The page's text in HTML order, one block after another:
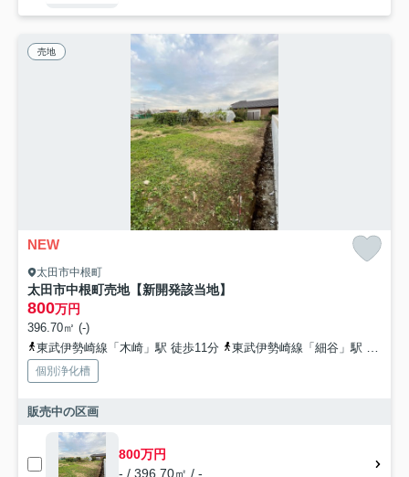
売地
NEW
太田市中根町
太田市中根町売地【新開発該当地】
800万円
396.70㎡ (-)
東武伊勢崎線「木崎」駅 徒歩11分
東武伊勢崎線「細谷」駅 徒歩38分
個別浄化槽
販売中の区画
800万円
- / 396.70㎡ / -